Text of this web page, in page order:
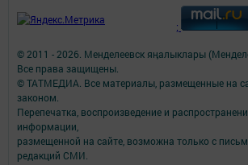
© 2011 - 2026. Менделеевск яӊалыклары
Все права защищены.
© ТАТМЕДИА. Все материалы, размещенные на
законом.
Перепечатка, воспроизведение и
информации,
размещенной на сайте, возможна только с
редакций СМИ.
;